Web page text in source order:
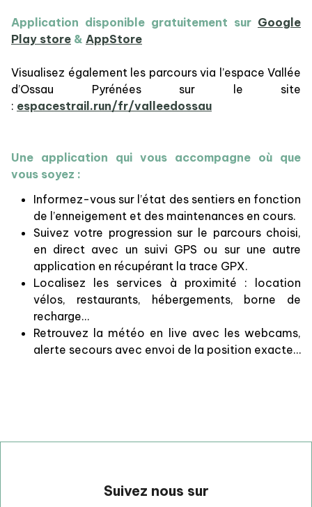
Application disponible gratuitement sur Google
Play store & AppStore
Visualisez également les parcours via l’espace Vallée
d’Ossau Pyrénées sur le site
: espacestrail.run/fr/valleedossau
​Une application qui vous accompagne où que
vous soyez :
Informez-vous sur l’état des sentiers en fonction
de l’enneigement et des maintenances en cours.
Suivez votre progression sur le parcours choisi,
en direct avec un suivi GPS ou sur une autre
application en récupérant la trace GPX.
Localisez les services à proximité : location
vélos, restaurants, hébergements, borne de
recharge…
Retrouvez la météo en live avec les webcams,
alerte secours avec envoi de la position exacte…
Suivez nous sur